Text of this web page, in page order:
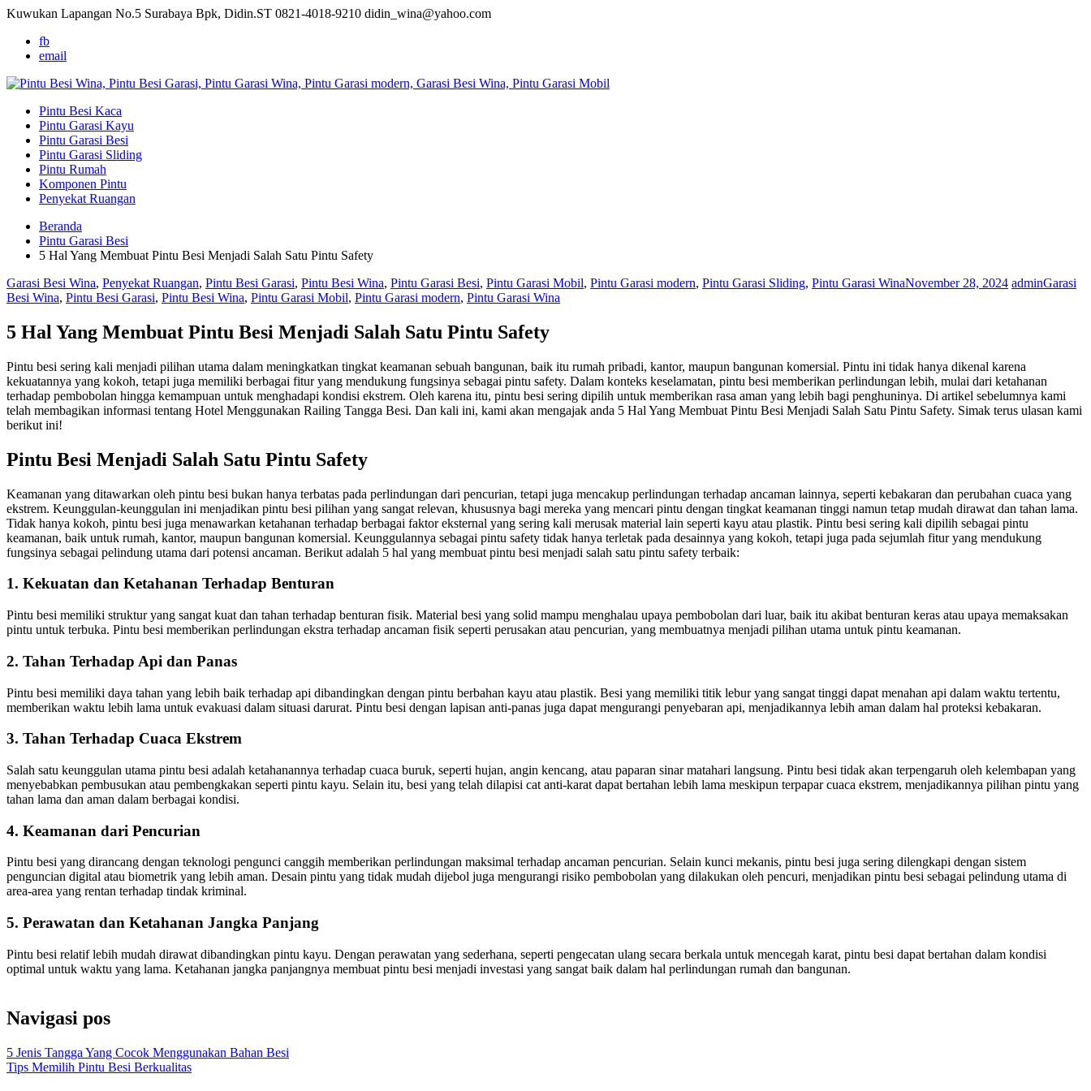
Kuwukan Lapangan No.5 Surabaya Bpk, Didin.ST 0821-4018-9210 didin_wina@yahoo.com
fb
email
Pintu Besi Kaca
Pintu Garasi Kayu
Pintu Garasi Besi
Pintu Garasi Sliding
Pintu Rumah
Komponen Pintu
Penyekat Ruangan
Beranda
Pintu Garasi Besi
5 Hal Yang Membuat Pintu Besi Menjadi Salah Satu Pintu Safety
Garasi Besi Wina, Penyekat Ruangan, Pintu Besi Garasi, Pintu Besi Wina, Pintu Garasi Besi, Pintu Garasi Mobil, Pintu Garasi modern, Pintu Garasi Sliding, Pintu Garasi WinaNovember 28, 2024 adminGarasi
Besi Wina, Pintu Besi Garasi, Pintu Besi Wina, Pintu Garasi Mobil, Pintu Garasi modern, Pintu Garasi Wina
5 Hal Yang Membuat Pintu Besi Menjadi Salah Satu Pintu Safety
Pintu besi sering kali menjadi pilihan utama dalam meningkatkan tingkat keamanan sebuah bangunan, baik itu rumah pribadi, kantor, maupun bangunan komersial. Pintu ini tidak hanya dikenal karena
kekuatannya yang kokoh, tetapi juga memiliki berbagai fitur yang mendukung fungsinya sebagai pintu safety. Dalam konteks keselamatan, pintu besi memberikan perlindungan lebih, mulai dari ketahanan
terhadap pembobolan hingga kemampuan untuk menghadapi kondisi ekstrem. Oleh karena itu, pintu besi sering dipilih untuk memberikan rasa aman yang lebih bagi penghuninya. Di artikel sebelumnya kami
telah membagikan informasi tentang Hotel Menggunakan Railing Tangga Besi. Dan kali ini, kami akan mengajak anda 5 Hal Yang Membuat Pintu Besi Menjadi Salah Satu Pintu Safety. Simak terus ulasan kami
berikut ini!
Pintu Besi Menjadi Salah Satu Pintu Safety
Keamanan yang ditawarkan oleh pintu besi bukan hanya terbatas pada perlindungan dari pencurian, tetapi juga mencakup perlindungan terhadap ancaman lainnya, seperti kebakaran dan perubahan cuaca yang
ekstrem. Keunggulan-keunggulan ini menjadikan pintu besi pilihan yang sangat relevan, khususnya bagi mereka yang mencari pintu dengan tingkat keamanan tinggi namun tetap mudah dirawat dan tahan lama.
Tidak hanya kokoh, pintu besi juga menawarkan ketahanan terhadap berbagai faktor eksternal yang sering kali merusak material lain seperti kayu atau plastik. Pintu besi sering kali dipilih sebagai pintu
keamanan, baik untuk rumah, kantor, maupun bangunan komersial. Keunggulannya sebagai pintu safety tidak hanya terletak pada desainnya yang kokoh, tetapi juga pada sejumlah fitur yang mendukung
fungsinya sebagai pelindung utama dari potensi ancaman. Berikut adalah 5 hal yang membuat pintu besi menjadi salah satu pintu safety terbaik:
1. Kekuatan dan Ketahanan Terhadap Benturan
Pintu besi memiliki struktur yang sangat kuat dan tahan terhadap benturan fisik. Material besi yang solid mampu menghalau upaya pembobolan dari luar, baik itu akibat benturan keras atau upaya memaksakan
pintu untuk terbuka. Pintu besi memberikan perlindungan ekstra terhadap ancaman fisik seperti perusakan atau pencurian, yang membuatnya menjadi pilihan utama untuk pintu keamanan.
2. Tahan Terhadap Api dan Panas
Pintu besi memiliki daya tahan yang lebih baik terhadap api dibandingkan dengan pintu berbahan kayu atau plastik. Besi yang memiliki titik lebur yang sangat tinggi dapat menahan api dalam waktu tertentu,
memberikan waktu lebih lama untuk evakuasi dalam situasi darurat. Pintu besi dengan lapisan anti-panas juga dapat mengurangi penyebaran api, menjadikannya lebih aman dalam hal proteksi kebakaran.
3. Tahan Terhadap Cuaca Ekstrem
Salah satu keunggulan utama pintu besi adalah ketahanannya terhadap cuaca buruk, seperti hujan, angin kencang, atau paparan sinar matahari langsung. Pintu besi tidak akan terpengaruh oleh kelembapan yang
menyebabkan pembusukan atau pembengkakan seperti pintu kayu. Selain itu, besi yang telah dilapisi cat anti-karat dapat bertahan lebih lama meskipun terpapar cuaca ekstrem, menjadikannya pilihan pintu yang
tahan lama dan aman dalam berbagai kondisi.
4. Keamanan dari Pencurian
Pintu besi yang dirancang dengan teknologi pengunci canggih memberikan perlindungan maksimal terhadap ancaman pencurian. Selain kunci mekanis, pintu besi juga sering dilengkapi dengan sistem
penguncian digital atau biometrik yang lebih aman. Desain pintu yang tidak mudah dijebol juga mengurangi risiko pembobolan yang dilakukan oleh pencuri, menjadikan pintu besi sebagai pelindung utama di
area-area yang rentan terhadap tindak kriminal.
5. Perawatan dan Ketahanan Jangka Panjang
Pintu besi relatif lebih mudah dirawat dibandingkan pintu kayu. Dengan perawatan yang sederhana, seperti pengecatan ulang secara berkala untuk mencegah karat, pintu besi dapat bertahan dalam kondisi
optimal untuk waktu yang lama. Ketahanan jangka panjangnya membuat pintu besi menjadi investasi yang sangat baik dalam hal perlindungan rumah dan bangunan.
Navigasi pos
5 Jenis Tangga Yang Cocok Menggunakan Bahan Besi
Tips Memilih Pintu Besi Berkualitas